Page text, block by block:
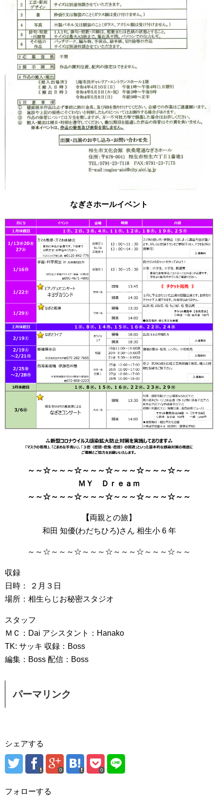
なぎさホールイベント
～～☆～～～☆～～～☆～～～☆～～～☆～～
ＭＹ Ｄｒｅａｍ
～～☆～～～☆～～～☆～～～☆～～～☆～～
【両親との旅】
和田 知優(わだちひろ)さん 相生小 6 年
～～☆～～～☆～～～☆～～～☆～～～☆～～
収録
日時： ２月３日
場所：相生らじお秘密スタジオ
スタッフ
ＭＣ：Dai アシスタント：Hanako
TK: サッキ 収録：Boss
編集：Boss 配信：Boss
パーマリンク
シェアする
0 0
フォローする